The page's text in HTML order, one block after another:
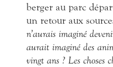
berger au parc
un retour aux
n’aurais imaginé
aurait imaginé des
vingt ans ? Les choses